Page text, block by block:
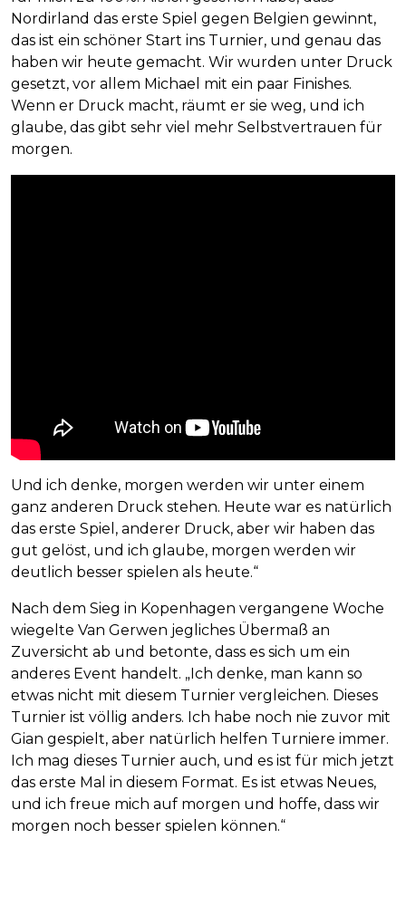
Nordirland das erste Spiel gegen Belgien gewinnt,
das ist ein schöner Start ins Turnier, und genau das
haben wir heute gemacht. Wir wurden unter Druck
gesetzt, vor allem Michael mit ein paar Finishes.
Wenn er Druck macht, räumt er sie weg, und ich
glaube, das gibt sehr viel mehr Selbstvertrauen für
morgen.
Und ich denke, morgen werden wir unter einem
ganz anderen Druck stehen. Heute war es natürlich
das erste Spiel, anderer Druck, aber wir haben das
gut gelöst, und ich glaube, morgen werden wir
deutlich besser spielen als heute.“
Nach dem Sieg in Kopenhagen vergangene Woche
wiegelte Van Gerwen jegliches Übermaß an
Zuversicht ab und betonte, dass es sich um ein
anderes Event handelt. „Ich denke, man kann so
etwas nicht mit diesem Turnier vergleichen. Dieses
Turnier ist völlig anders. Ich habe noch nie zuvor mit
Gian gespielt, aber natürlich helfen Turniere immer.
Ich mag dieses Turnier auch, und es ist für mich jetzt
das erste Mal in diesem Format. Es ist etwas Neues,
und ich freue mich auf morgen und hoffe, dass wir
morgen noch besser spielen können.“